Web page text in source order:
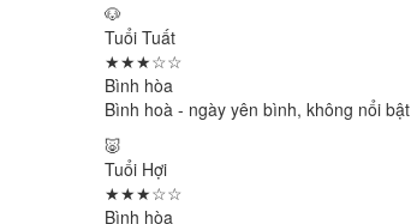
🐶
Tuổi Tuất
★★★☆☆
Bình hòa
Bình hoà - ngày yên bình, không nổi bật
🐷
Tuổi Hợi
★★★☆☆
Bình hòa